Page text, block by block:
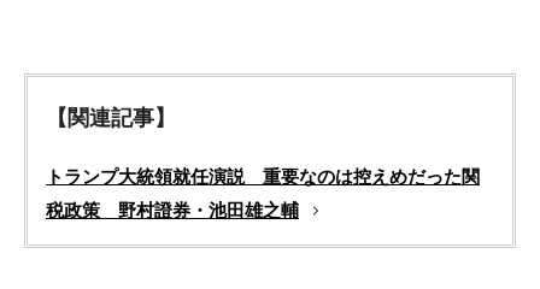
【関連記事】
トランプ大統領就任演説 重要なのは控えめだった関
税政策 野村證券・池田雄之輔